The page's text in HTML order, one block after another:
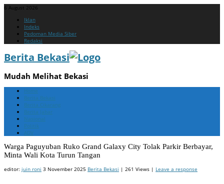
6 August 2026
Menu
content
Iklan
Indeks
Pedoman Media Siber
Redaksi
Berita Bekasi
Mudah Melihat Bekasi
Menu
content
Home
Berita Bekasi
Berita Cikarang
Berita Jabar
Nasional
Politik
ADV
Warga Paguyuban Ruko Grand Galaxy City Tolak Parkir Berbayar,
Minta Wali Kota Turun Tangan
editor: juin roni 3 November 2025 Berita Bekasi | 261 Views | Leave a response